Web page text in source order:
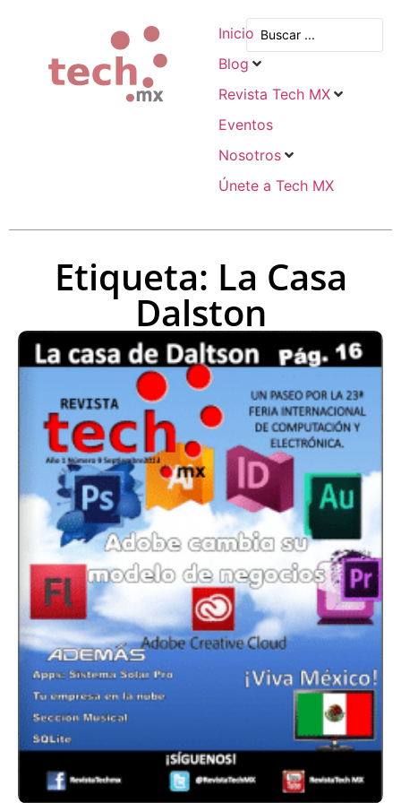
Inicio
Blog
Revista Tech MX
Eventos
Nosotros
Únete a Tech MX
Etiqueta: La Casa
Dalston